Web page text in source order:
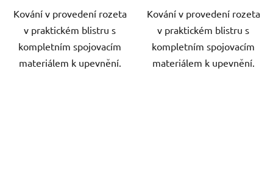
Kování v provedení rozeta
v praktickém blistru s
kompletním spojovacím
materiálem k upevnění.
Kování v provedení rozeta
v praktickém blistru s
kompletním spojovacím
materiálem k upevnění.